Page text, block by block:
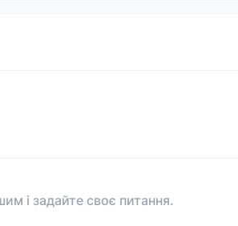
і задайте своє питання.